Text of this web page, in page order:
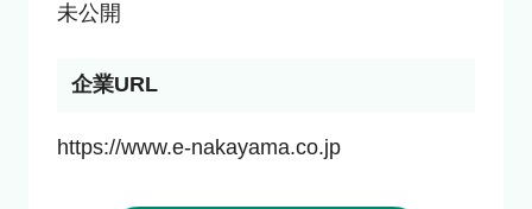
未公開
企業URL
https://www.e-nakayama.co.jp